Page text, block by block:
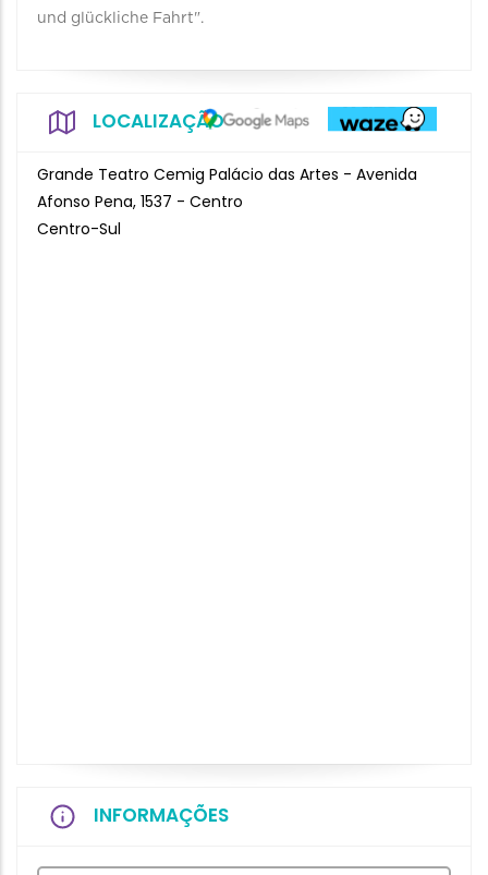
und glückliche Fahrt".
LOCALIZAÇÃO
Grande Teatro Cemig Palácio das Artes - Avenida
Afonso Pena, 1537 - Centro
Centro-Sul
INFORMAÇÕES